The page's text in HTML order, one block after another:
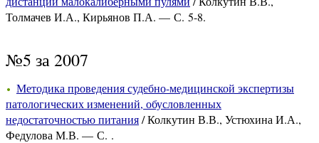
Толмачев И.А., Кирьянов П.А. — С. 5-8.
№5 за 2007
Методика проведения судебно-медицинской экспертизы
патологических изменений, обусловленных
недостаточностью питания/ Колкутин В.В., Устюхина И.А.,
Федулова М.В. — С. .